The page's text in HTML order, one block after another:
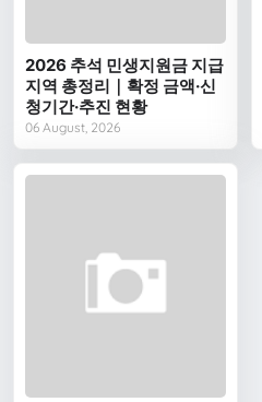
2026 추석 민생지원금 지급
지역 총정리｜확정 금액·신
청기간·추진 현황
06 August, 2026